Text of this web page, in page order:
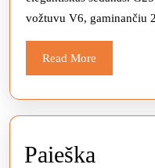
vožtuvu V6, gaminančiu
Read More
More
Paieška